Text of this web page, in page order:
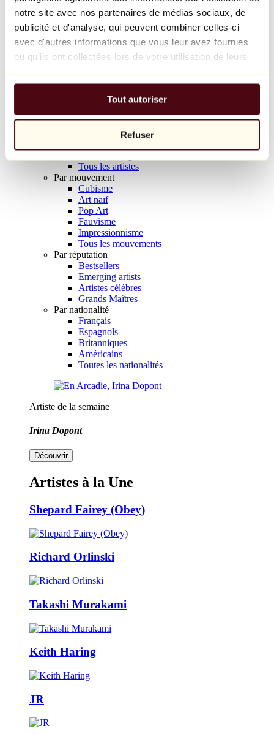
notre site avec nos partenaires de médias sociaux, de
publicité et d'analyse, qui peuvent combiner celles-ci
avec d'autres informations que vous leur avez fournies
ou qu'ils ont collectées lors de votre utilisation de leurs
Tout autoriser
Refuser
Balloon Dog (Orange)
Jeff Koons
10 000 €
Parcourir
Tous les sculpteurs
Tous les photographes
Tous les artistes
Par mouvement
Cubisme
Art naïf
Pop Art
Fauvisme
Impressionnisme
Tous les mouvements
Par réputation
Bestsellers
Emerging artists
Artistes célèbres
Grands Maîtres
Par nationalité
Français
Espagnols
Britanniques
Américains
Toutes les nationalités
Artiste de la semaine
Irina Dopont
Découvrir
Artistes à la Une
Shepard Fairey (Obey)
Richard Orlinski
Takashi Murakami
Keith Haring
JR